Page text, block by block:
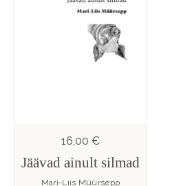
16,00 €
Jäävad ainult silmad
Mari-Liis Müürsepp